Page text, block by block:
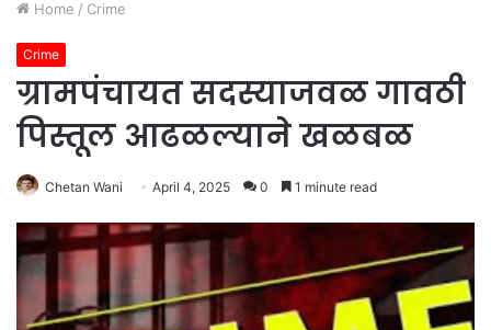
Home / Crime
Crime
ग्रामपंचायत सदस्याजवळ गावठी
पिस्तूल आढळल्याने खळबळ
Chetan Wani April 4, 2025 0 1 minute read